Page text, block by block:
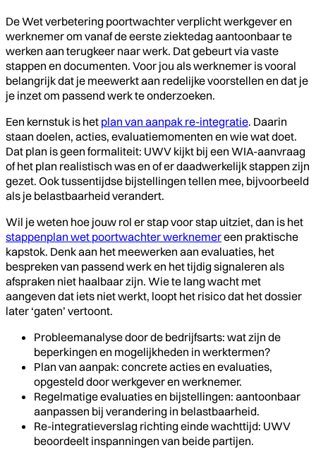
De Wet verbetering poortwachter verplicht werkgever en
werknemer om vanaf de eerste ziektedag aantoonbaar te
werken aan terugkeer naar werk. Dat gebeurt via vaste
stappen en documenten. Voor jou als werknemer is vooral
belangrijk dat je meewerkt aan redelijke voorstellen en dat je
je inzet om passend werk te onderzoeken.
Een kernstuk is het plan van aanpak re-integratie. Daarin
staan doelen, acties, evaluatiemomenten en wie wat doet.
Dat plan is geen formaliteit: UWV kijkt bij een WIA-aanvraag
of het plan realistisch was en of er daadwerkelijk stappen zijn
gezet. Ook tussentijdse bijstellingen tellen mee, bijvoorbeeld
als je belastbaarheid verandert.
Wil je weten hoe jouw rol er stap voor stap uitziet, dan is het
stappenplan wet poortwachter werknemereen praktische
kapstok. Denk aan het meewerken aan evaluaties, het
bespreken van passend werk en het tijdig signaleren als
afspraken niet haalbaar zijn. Wie te lang wacht met
aangeven dat iets niet werkt, loopt het risico dat het dossier
later ‘gaten’ vertoont.
Probleemanalyse door de bedrijfsarts: wat zijn de
beperkingen en mogelijkheden in werktermen?
Plan van aanpak: concrete acties en evaluaties,
opgesteld door werkgever en werknemer.
Regelmatige evaluaties en bijstellingen: aantoonbaar
aanpassen bij verandering in belastbaarheid.
Re-integratieverslag richting einde wachttijd: UWV
beoordeelt inspanningen van beide partijen.